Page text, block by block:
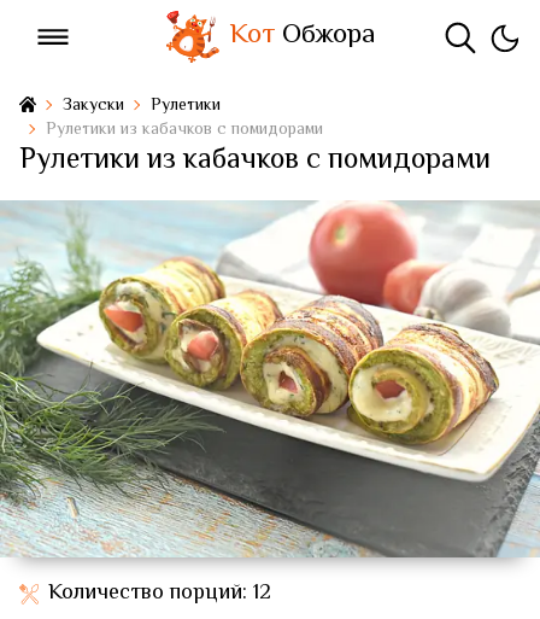
КотОбжора
Закуски
Рулетики
Рулетики из кабачков с помидорами
Рулетики из кабачков с помидорами
Количество порций: 12